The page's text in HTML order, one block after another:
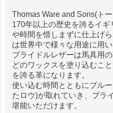
Thomas Ware and Sons(ト
170年以上の歴史を誇るイ
や時間を惜しまずに仕上げ
は世界中で様々な用途に用い
ブライドルレザーは馬具用
どのワックスを塗り込むこ
を誇る革になります。
使い込む時間とともにブル
たロウ)が取れていき、ブラ
堪能いただけます。